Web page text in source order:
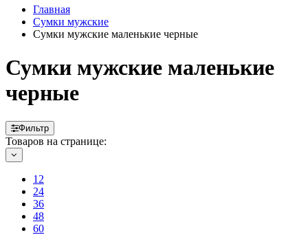
Главная
Сумки мужские
Сумки мужские маленькие черные
Сумки мужские маленькие
черные
Фильтр
Товаров на странице:
12
24
36
48
60